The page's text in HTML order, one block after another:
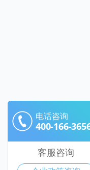
电话咨询
400-166-
客服咨询